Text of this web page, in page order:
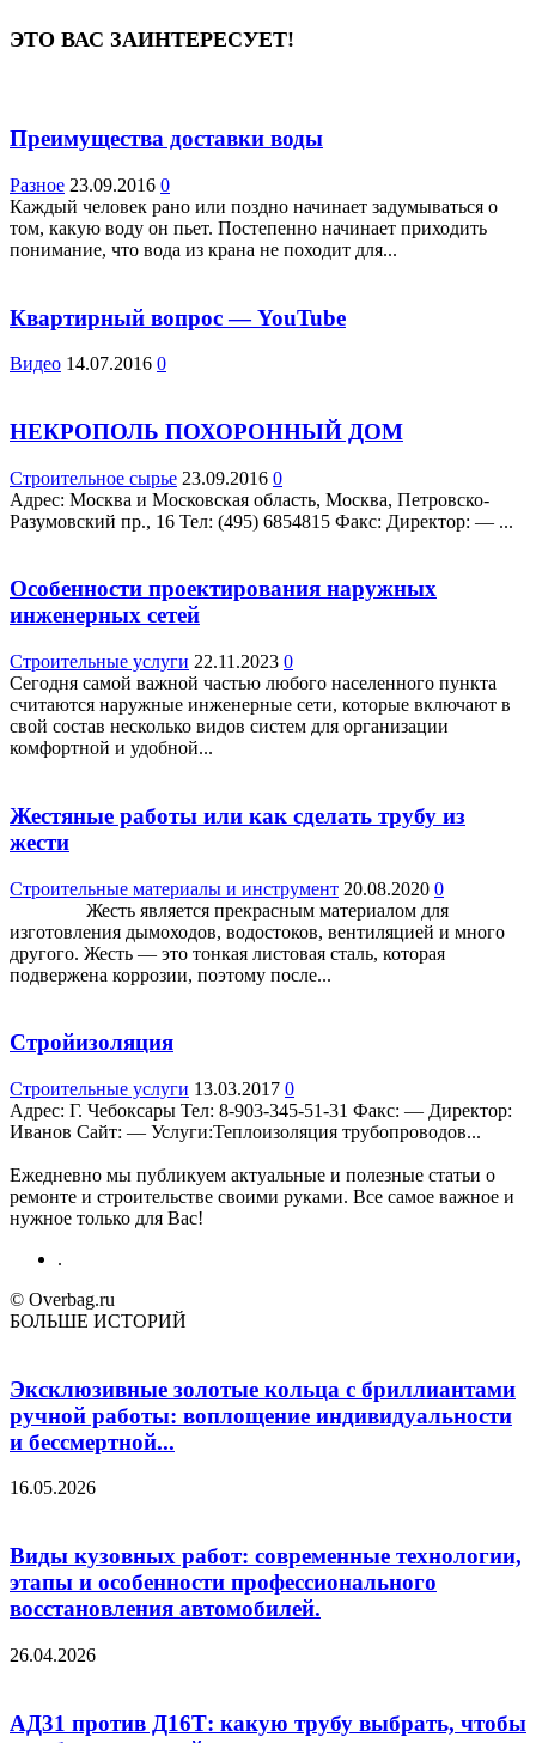
ЭТО ВАС ЗАИНТЕРЕСУЕТ!
Преимущества доставки воды
Разное 23.09.2016 0
Каждый человек рано или поздно начинает задумываться о
том, какую воду он пьет. Постепенно начинает приходить
понимание, что вода из крана не походит для...
Квартирный вопрос — YouTube
Видео 14.07.2016 0
НЕКРОПОЛЬ ПОХОРОННЫЙ ДОМ
Строительное сырье 23.09.2016 0
Адрес: Москва и Московская область, Москва, Петровско-
Разумовский пр., 16 Teл: (495) 6854815 Факс: Директор: — ...
Особенности проектирования наружных
инженерных сетей
Строительные услуги 22.11.2023 0
Сегодня самой важной частью любого населенного пункта
считаются наружные инженерные сети, которые включают в
свой состав несколько видов систем для организации
комфортной и удобной...
Жестяные работы или как сделать трубу из
жести
Строительные материалы и инструмент 20.08.2020 0
Жесть является прекрасным материалом для
изготовления дымоходов, водостоков, вентиляцией и много
другого. Жесть — это тонкая листовая сталь, которая
подвержена коррозии, поэтому после...
Стройизоляция
Строительные услуги 13.03.2017 0
Адрес: Г. Чебоксары Teл: 8-903-345-51-31 Факс: — Директор:
Иванов Сайт: — Услуги:Теплоизоляция трубопроводов...
Ежедневно мы публикуем актуальные и полезные статьи о
ремонте и строительстве своими руками. Все самое важное и
нужное только для Вас!
.
© Overbag.ru
БОЛЬШЕ ИСТОРИЙ
Эксклюзивные золотые кольца с бриллиантами
ручной работы: воплощение индивидуальности
и бессмертной...
16.05.2026
Виды кузовных работ: современные технологии,
этапы и особенности профессионального
восстановления автомобилей.
26.04.2026
АД31 против Д16Т: какую трубу выбрать, чтобы